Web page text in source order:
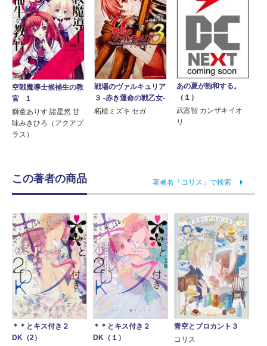
空戦魔導士候補生の教
官 1
獅童ありす 諸星悠 甘
味みきひろ（アクアプ
ラス）
戦場のヴァルキュリア
３ ‐赤き運命の戦乙女‐
柘植ミズキ セガ
あの夏が飽和する。
（１）
武富智 カンザキイオ
リ
この著者の商品 著者名「コリス」で検索
＊＊とキス付き２
DK（2）
＊＊とキス付き２
DK（１）
青空とブロカント３
コリス